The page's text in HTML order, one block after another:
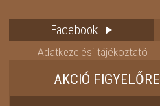
Facebook
Adatkezelési tájékoztató
AKCIÓ